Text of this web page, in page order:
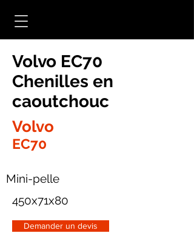
Volvo EC70
Chenilles en
caoutchouc
Volvo
EC70
Mini-pelle
450x71x80
Demander un devis